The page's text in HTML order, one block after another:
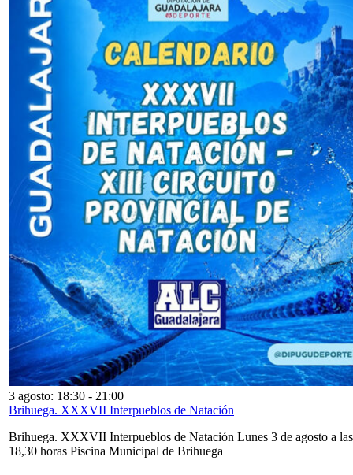
3 agosto: 18:30 - 21:00
Brihuega. XXXVII Interpueblos de Natación
Brihuega. XXXVII Interpueblos de Natación Lunes 3 de agosto a las
18,30 horas Piscina Municipal de Brihuega